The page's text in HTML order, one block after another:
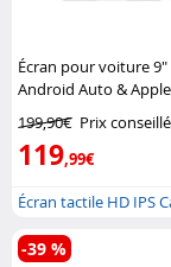
Écran pour voiture
Android Auto &
199,90€ Prix conseillé
119,99€
Écran tactile HD IPS
sans f...
-39 %